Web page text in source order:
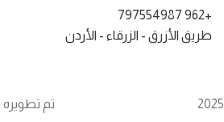
+962 797554987
طريق الأزرق - الزرقاء - الأردن
2025 تم تطويره بواسطة